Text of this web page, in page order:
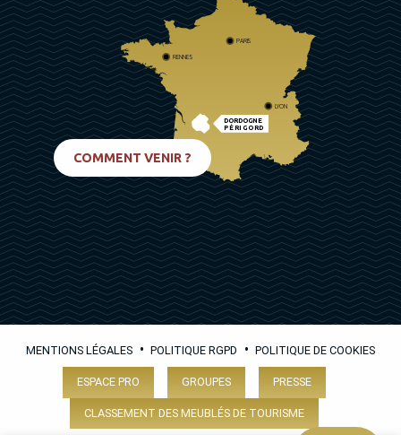
DORDOGNE
PÉRIGORD
PARIS
RENNES
LYON
COMMENT VENIR ?
MENTIONS LÉGALES • POLITIQUE RGPD • POLITIQUE DE COOKIES
ESPACE PRO GROUPES PRESSE
CLASSEMENT DES MEUBLÉS DE TOURISME